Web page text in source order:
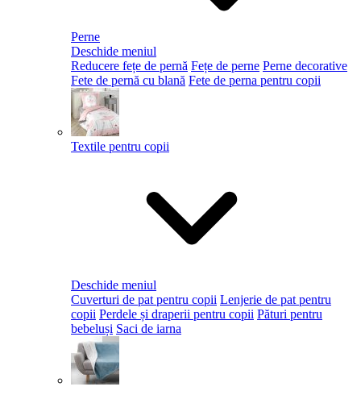
Perne
Deschide meniul
Reducere fețe de pernă Fețe de perne Perne decorative
Fete de pernă cu blană Fete de perna pentru copii
Textile pentru copii
Deschide meniul
Cuverturi de pat pentru copii Lenjerie de pat pentru
copii Perdele și draperii pentru copii Pături pentru
bebeluși Saci de iarna